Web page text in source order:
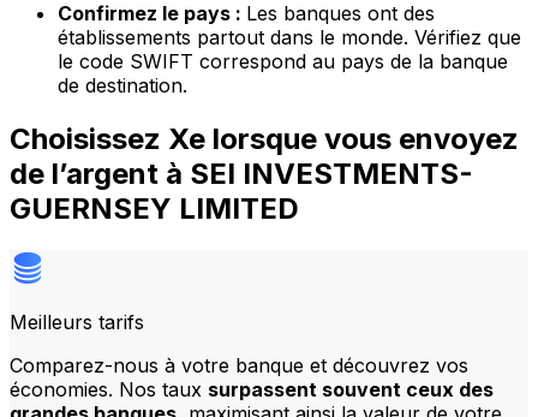
Confirmez le pays : Les banques ont des
établissements partout dans le monde. Vérifiez que
le code SWIFT correspond au pays de la banque
de destination.
Choisissez Xe lorsque vous envoyez
de l’argent à SEI INVESTMENTS-
GUERNSEY LIMITED
Meilleurs tarifs
Comparez-nous à votre banque et découvrez vos
économies. Nos taux surpassent souvent ceux des